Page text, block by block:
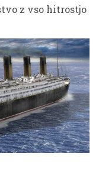
z vso hitrostjo